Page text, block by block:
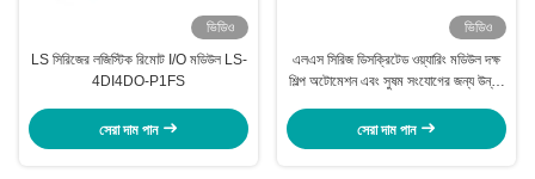
ভিডিও
LS সিরিজের লজিস্টিক রিমোট I/O মডিউল LS-
4DI4DO-P1FS
সেরা দাম পান
ভিডিও
এলএস সিরিজ ডিসক্রিটেড ওয়্যারিং মডিউল দক্ষ
শিল্প অটোমেশন এবং সুষম সংযোগের জন্য উন্নত
সেরা দাম পান